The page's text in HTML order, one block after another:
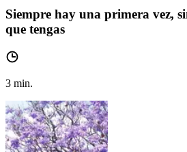
Siempre hay una primera vez,
que tengas
3 min.